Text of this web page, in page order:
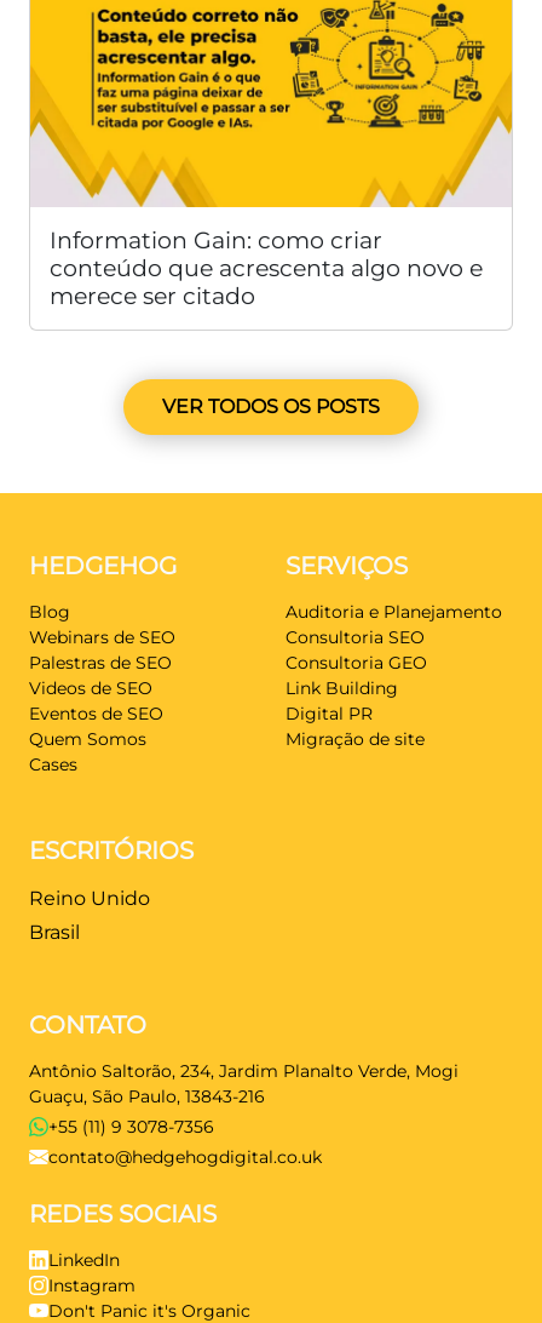
Information Gain: como criar
conteúdo que acrescenta algo novo e
merece ser citado
VER TODOS OS POSTS
HEDGEHOG
Blog
Webinars de SEO
Palestras de SEO
Videos de SEO
Eventos de SEO
Quem Somos
Cases
SERVIÇOS
Auditoria e Planejamento
Consultoria SEO
Consultoria GEO
Link Building
Digital PR
Migração de site
ESCRITÓRIOS
Reino Unido
Brasil
CONTATO
Antônio Saltorão, 234, Jardim Planalto Verde, Mogi
Guaçu, São Paulo, 13843-216
+55 (11) 9 3078-7356
contato@hedgehogdigital.co.uk
REDES SOCIAIS
LinkedIn
Instagram
Don't Panic it's Organic